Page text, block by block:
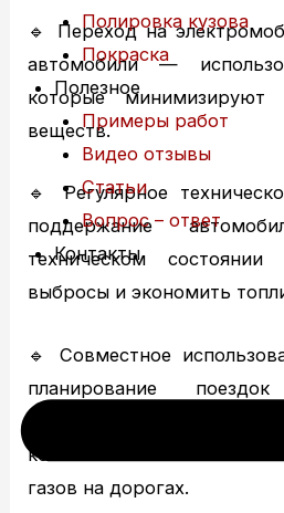
Полировка кузова
Покраска
Полезное
Примеры работ
Видео отзывы
Статьи
Вопрос – ответ
Контакты
🔹 Переход на
автомобили —
которые
веществ.
🔹 Регулярное
поддержание
техническом состоянии
выбросы и экономить
🔹 Совместное
планирование
коллегами снижает
газов на дорогах.